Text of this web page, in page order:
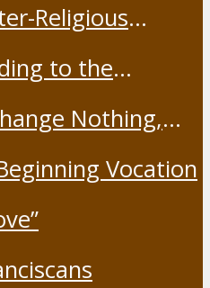
Religious
to the
Nothing,
Vocation